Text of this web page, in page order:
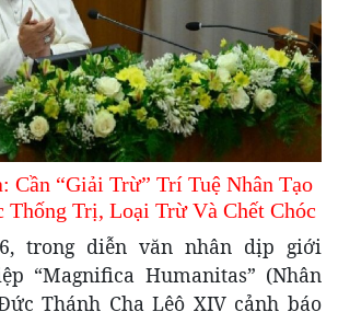
Cần “Giải Trừ” Trí Tuệ Nhân Tạo
Thống Trị, Loại Trừ Và Chết Chóc
trong diễn văn nhân dịp giới
“Magnifica Humanitas” (Nhân
Thánh Cha Lêô XIV cảnh báo